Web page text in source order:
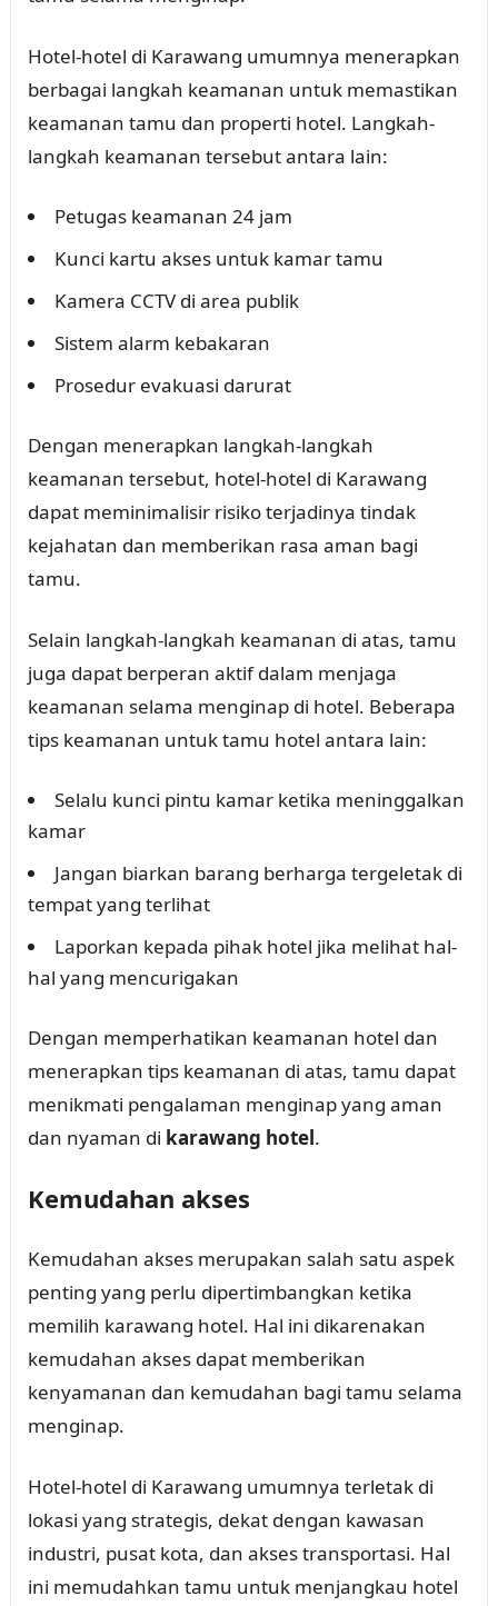
Hotel-hotel di Karawang umumnya menerapkan
berbagai langkah keamanan untuk memastikan
keamanan tamu dan properti hotel. Langkah-
langkah keamanan tersebut antara lain:
Petugas keamanan 24 jam
Kunci kartu akses untuk kamar tamu
Kamera CCTV di area publik
Sistem alarm kebakaran
Prosedur evakuasi darurat
Dengan menerapkan langkah-langkah
keamanan tersebut, hotel-hotel di Karawang
dapat meminimalisir risiko terjadinya tindak
kejahatan dan memberikan rasa aman bagi
tamu.
Selain langkah-langkah keamanan di atas, tamu
juga dapat berperan aktif dalam menjaga
keamanan selama menginap di hotel. Beberapa
tips keamanan untuk tamu hotel antara lain:
Selalu kunci pintu kamar ketika meninggalkan
kamar
Jangan biarkan barang berharga tergeletak di
tempat yang terlihat
Laporkan kepada pihak hotel jika melihat hal-
hal yang mencurigakan
Dengan memperhatikan keamanan hotel dan
menerapkan tips keamanan di atas, tamu dapat
menikmati pengalaman menginap yang aman
dan nyaman di karawang hotel.
Kemudahan akses
Kemudahan akses merupakan salah satu aspek
penting yang perlu dipertimbangkan ketika
memilih karawang hotel. Hal ini dikarenakan
kemudahan akses dapat memberikan
kenyamanan dan kemudahan bagi tamu selama
menginap.
Hotel-hotel di Karawang umumnya terletak di
lokasi yang strategis, dekat dengan kawasan
industri, pusat kota, dan akses transportasi. Hal
ini memudahkan tamu untuk menjangkau hotel